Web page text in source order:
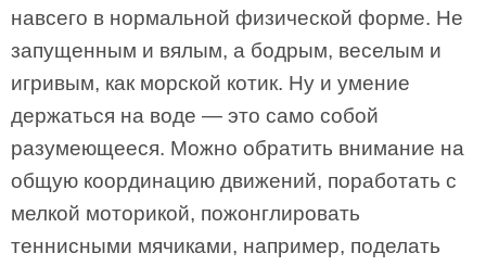
навсего в нормальной физической форме. Не
запущенным и вялым, а бодрым, веселым и
игривым, как морской котик. Ну и умение
держаться на воде — это само собой
разумеющееся. Можно обратить внимание на
общую координацию движений, поработать с
мелкой моторикой, пожонглировать
теннисными мячиками, например, поделать